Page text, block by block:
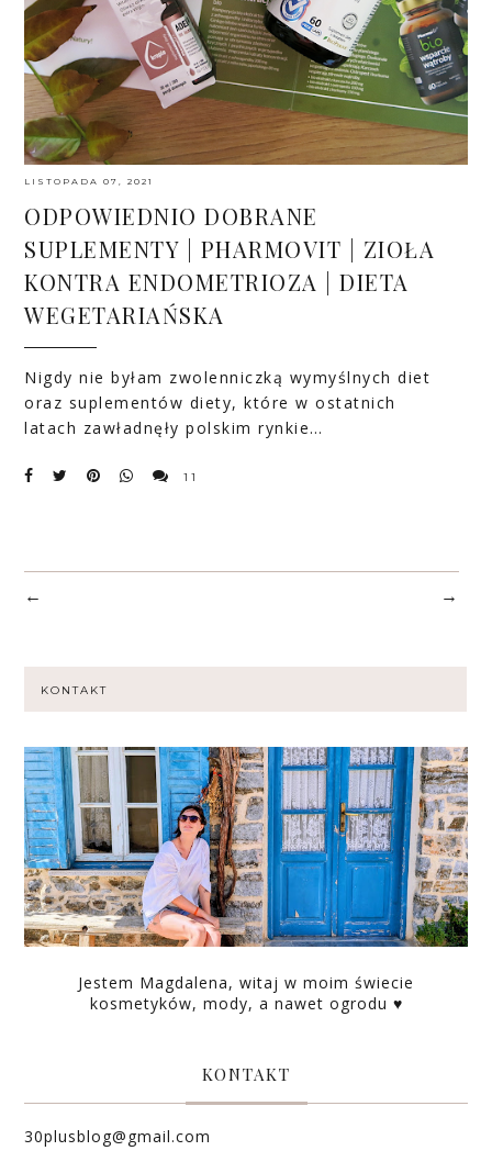
LISTOPADA 07, 2021
ODPOWIEDNIO DOBRANE
SUPLEMENTY | PHARMOVIT | ZIOŁA
KONTRA ENDOMETRIOZA | DIETA
WEGETARIAŃSKA
Nigdy nie byłam zwolenniczką wymyślnych diet
oraz suplementów diety, które w ostatnich
latach zawładnęły polskim rynkie…
11
← →
KONTAKT
Jestem Magdalena, witaj w moim świecie
kosmetyków, mody, a nawet ogrodu ♥
KONTAKT
30plusblog@gmail.com